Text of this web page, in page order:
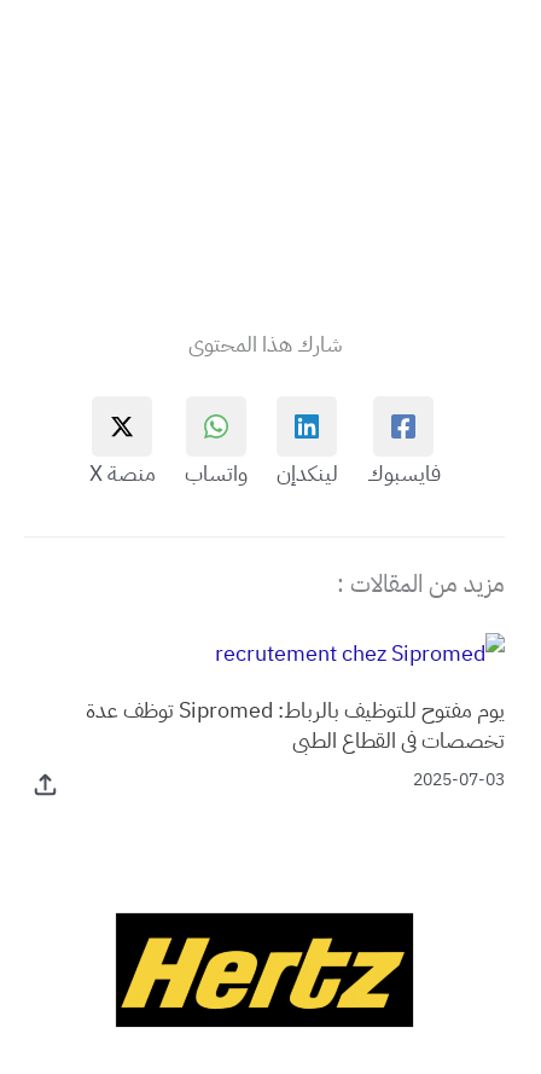
شارك هذا المحتوى
فايسبوك لينكدإن واتساب منصة X
مزيد من المقالات :
يوم مفتوح للتوظيف بالرباط: Sipromed توظف عدة
تخصصات في القطاع الطبي
2025-07-03